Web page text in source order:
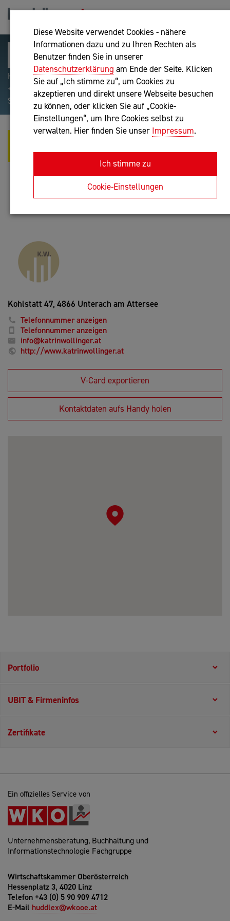
Diese Website verwendet Cookies - nähere
Informationen dazu und zu Ihren Rechten als
Benutzer finden Sie in unserer
Datenschutzerklärung am Ende der Seite. Klicken
Sie auf „Ich stimme zu“, um Cookies zu
akzeptieren und direkt unsere Webseite besuchen
zu können, oder klicken Sie auf „Cookie-
Einstellungen“, um Ihre Cookies selbst zu
verwalten. Hier finden Sie unser Impressum.
Ich stimme zu
Cookie-Einstellungen
Hilfreiche Suchparameter: Begriff einschließen:
+webshop, Begriff ausschließen: -webshop, Exakter
Suchbegriff: "internet of things"
MAG. KATRIN ANNA WOLLINGER,
MTD
Unternehmensberatung
Anfrage oder Rückruf
Kohlstatt 47, 4866 Unterach am Attersee
Telefonnummer anzeigen
Telefonnummer anzeigen
info@katrinwollinger.at
http://www.katrinwollinger.at
V-Card exportieren
Kontaktdaten aufs Handy holen
Portfolio
UBIT & Firmeninfos
Zertifikate
Ein offizielles Service von
Unternehmensberatung, Buchhaltung und
Informationstechnologie Fachgruppe
Wirtschaftskammer Oberösterreich
Hessenplatz 3, 4020 Linz
Telefon +43 (0) 5 90 909 4712
E-Mail huddlex@wkooe.at